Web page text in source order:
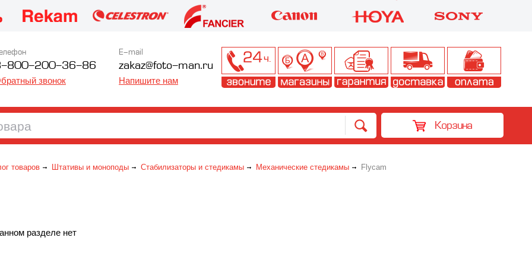
800-200-36-86
звонок
E-mail
zakaz@foto-man.ru
Напишите нам
Корзина
товаров Штативы и моноподы Стабилизаторы и стедикамы Механические стедикамы Flycam
разделе нет